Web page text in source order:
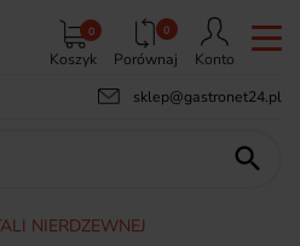
Koszyk
0 0
Porównaj
Konto
sklep@gastronet24.pl

NIERDZEWNEJ